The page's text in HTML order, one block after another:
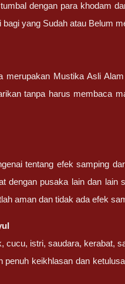
dengan para khodam
yang Sudah atau Belum
Mustika Asli
tanpa harus membaca
tentang efek samping
dengan pusaka lain dan
aman dan tidak ada efek
cucu, istri, saudara, kerabat,
penuh keikhlasan dan